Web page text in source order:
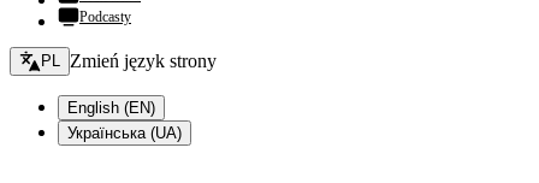
Podcasty
Zmień język - bieżący:
PL Zmień język strony
English (EN)
Українська (UA)